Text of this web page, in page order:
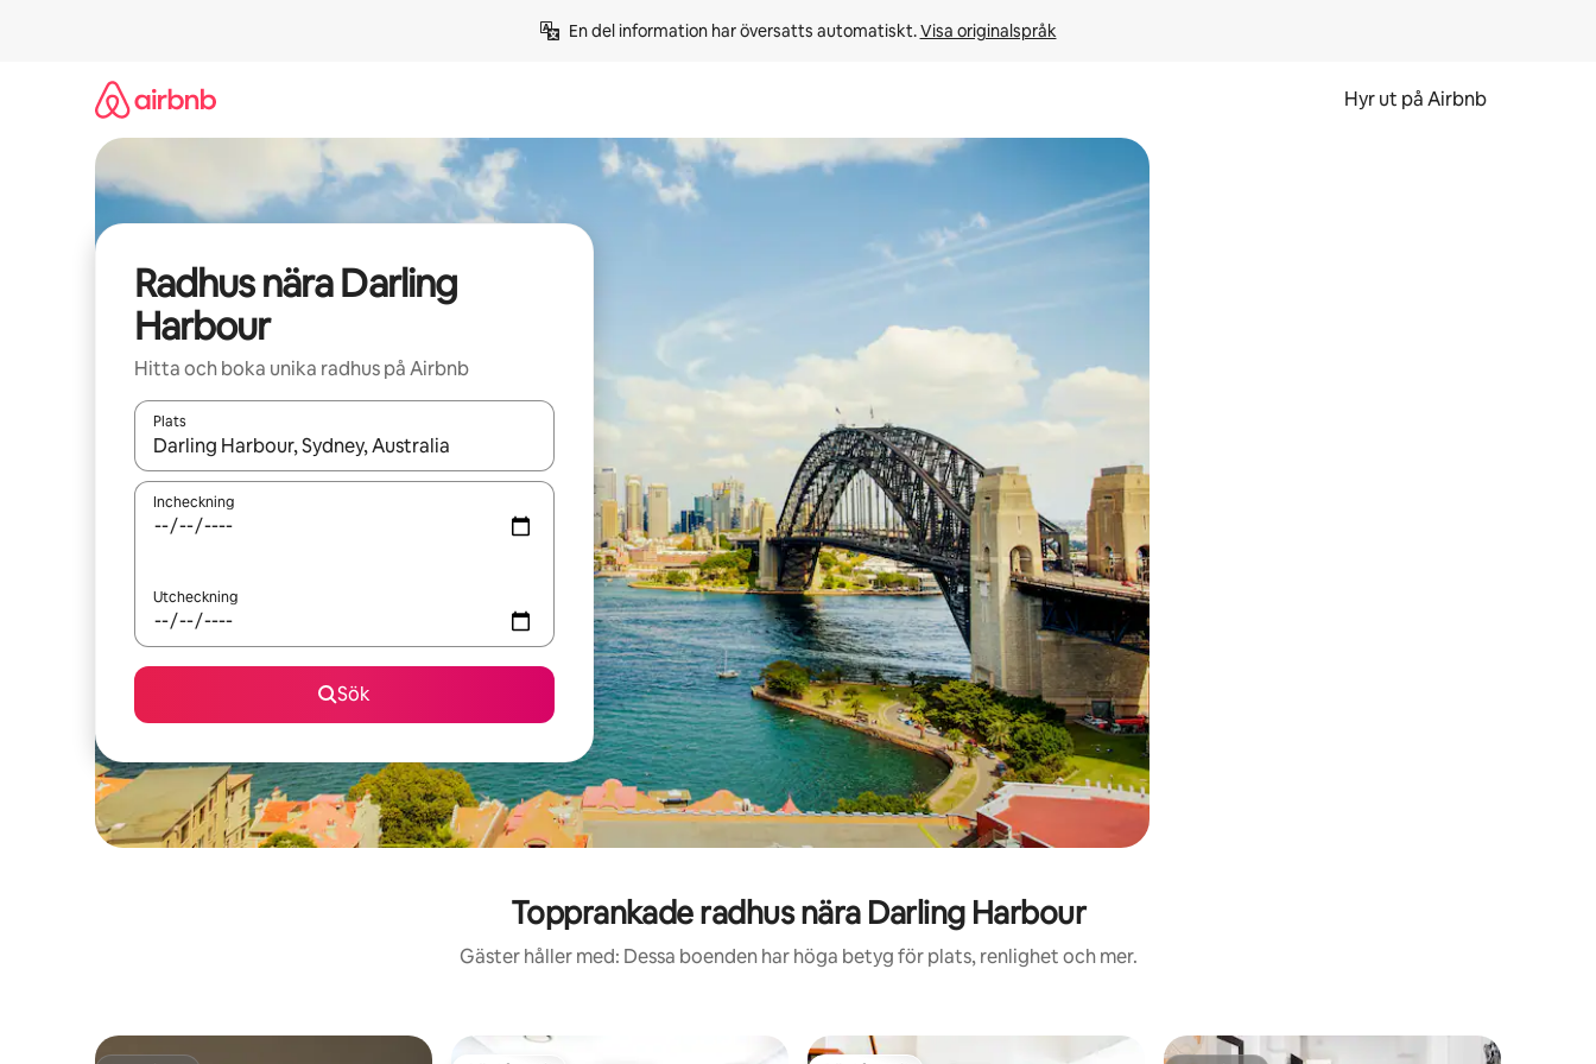
En del information har översatts automatiskt. Visa originalspråk
Hyr ut på Airbnb
Radhus nära Darling
Harbour
Hitta och boka unika radhus på Airbnb
Plats
När resultaten är tillgängliga kan du navigera med upp- och nedåtpilarna eller utforska genom att trycka eller svepa.
Incheckning
Utcheckning
Sök
Topprankade radhus nära Darling Harbour
Gäster håller med: Dessa boenden har höga betyg för plats, renlighet och mer.